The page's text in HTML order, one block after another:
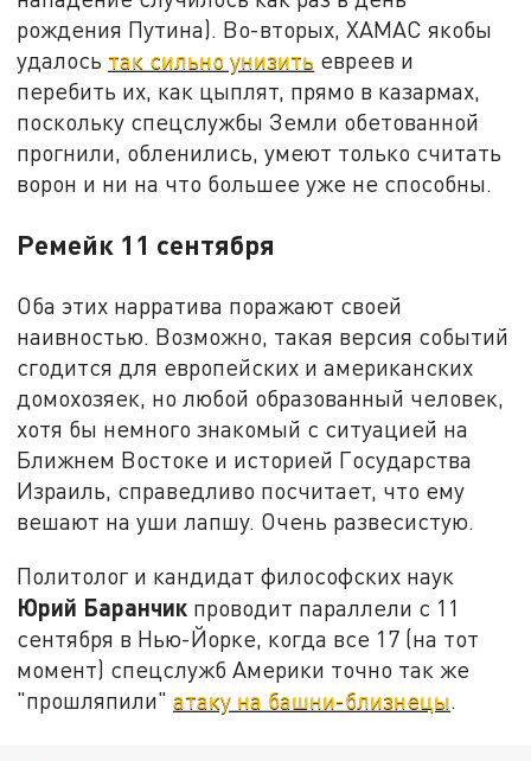
рождения Путина). Во-вторых, ХАМАС якобы
удалось так сильно унизить евреев и
перебить их, как цыплят, прямо в казармах,
поскольку спецслужбы Земли обетованной
прогнили, обленились, умеют только считать
ворон и ни на что большее уже не способны.
Ремейк 11 сентября
Оба этих нарратива поражают своей
наивностью. Возможно, такая версия событий
сгодится для европейских и американских
домохозяек, но любой образованный человек,
хотя бы немного знакомый с ситуацией на
Ближнем Востоке и историей Государства
Израиль, справедливо посчитает, что ему
вешают на уши лапшу. Очень развесистую.
Политолог и кандидат философских наук
Юрий Баранчик проводит параллели с 11
сентября в Нью-Йорке, когда все 17 (на тот
момент) спецслужб Америки точно так же
"прошляпили"атаку на башни-близнецы.